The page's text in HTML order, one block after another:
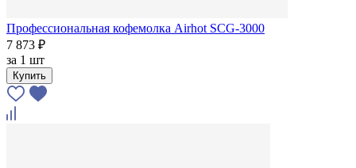
Профессиональная кофемолка Airhot SCG-3000
7 873 ₽
за 1 шт
Купить